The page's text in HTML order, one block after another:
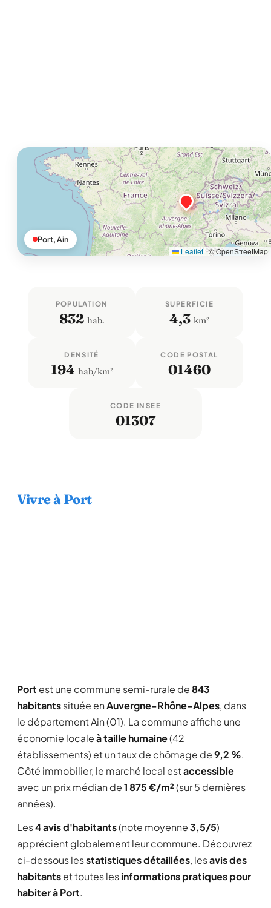
Leaflet |© OpenStreetMap
Port, Ain
POPULATION
832 hab.
SUPERFICIE
4,3 km²
DENSITÉ
194 hab/km²
CODE POSTAL
01460
CODE INSEE
01307
Vivre à Port
Port est une commune semi-rurale de843
habitantssituée enAuvergne-Rhône-Alpes, dans
le département Ain (01). La commune affiche une
économie localeà taille humaine(42
établissements) et un taux de chômage de9,2 %.
Côté immobilier, le marché local estaccessible
avec un prix médian de1 875 €/m²(sur 5 dernières
années).
Les4 avis d'habitants(note moyenne3,5/5)
apprécient globalement leur commune. Découvrez
ci-dessous lesstatistiques détaillées, lesavis des
habitantset toutes lesinformations pratiques pour
habiter à Port.